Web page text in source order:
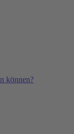
können?